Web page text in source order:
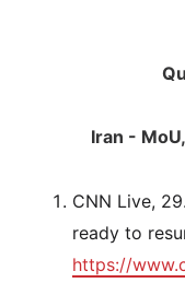
Iran -
CNN Live,
ready to
https://